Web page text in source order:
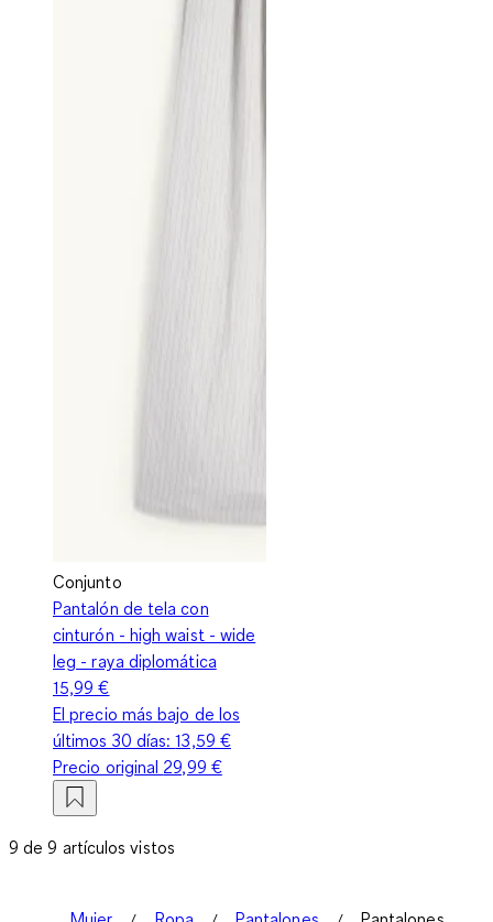
Conjunto
Pantalón de tela con
cinturón - high waist - wide
leg - raya diplomática
15,99 €
El precio más bajo de los
últimos 30 días:13,59 €
Precio original 29,99 €
9 de 9 artículos vistos